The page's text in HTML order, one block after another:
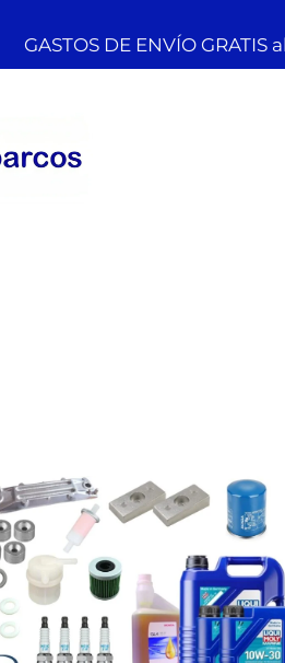
GASTOS DE ENVÍO